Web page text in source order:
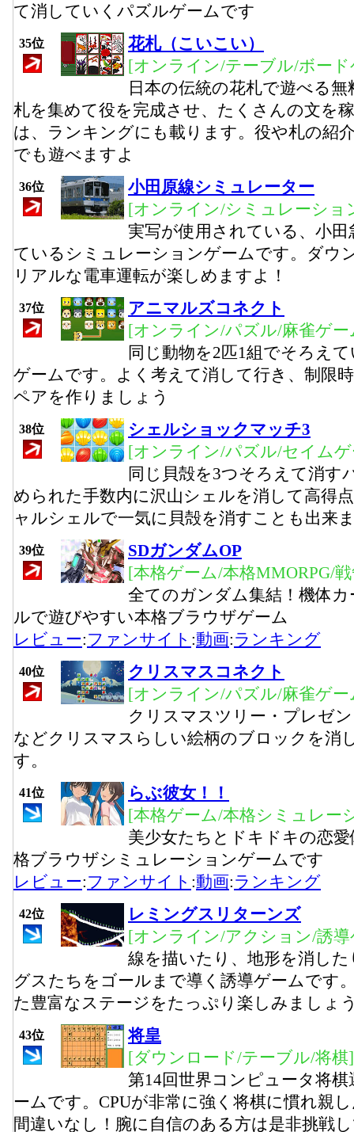
て消していくパズルゲームです
35位
花札（こいこい）
[オンライン/テーブル/ボー
日本の伝統の花札で遊べる
札を集めて役を完成させ、たくさんの文を
は、ランキングにも載ります。役や札の紹
でも遊べますよ
36位
小田原線シミュレーター
[オンライン/シミュレーショ
実写が使用されている、小
ているシミュレーションゲームです。ダウ
リアルな電車運転が楽しめますよ！
37位
アニマルズコネクト
[オンライン/パズル/麻雀ゲー
同じ動物を2匹1組でそろえ
ゲームです。よく考えて消して行き、制限
ペアを作りましょう
38位
シェルショックマッチ3
[オンライン/パズル/セイム
同じ貝殻を3つそろえて消す
められた手数内に沢山シェルを消して高得
ャルシェルで一気に貝殻を消すことも出来
39位
SDガンダムOP
[本格ゲーム/本格MMORPG/
全てのガンダム集結！機体
ルで遊びやすい本格ブラウザゲーム
レビュー:ファンサイト :動画:ランキング
40位
クリスマスコネクト
[オンライン/パズル/麻雀ゲー
クリスマスツリー・プレゼ
などクリスマスらしい絵柄のブロックを消
す。
41位
らぶ彼女！！
[本格ゲーム/本格シミュレー
美少女たちとドキドキの恋
格ブラウザシミュレーションゲームです
レビュー:ファンサイト :動画:ランキング
42位
レミングスリターンズ
[オンライン/アクション/誘
線を描いたり、地形を消し
グスたちをゴールまで導く誘導ゲームです
た豊富なステージをたっぷり楽しみましょ
43位
将皇
[ダウンロード/テーブル/将棋]
第14回世界コンピュータ将
ームです。CPUが非常に強く将棋に慣れ親
間違いなし！腕に自信のある方は是非挑戦